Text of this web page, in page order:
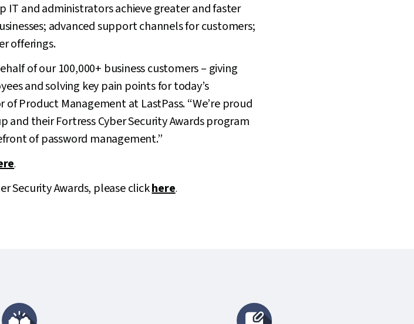
IT and administrators achieve greater and faster
advanced support channels for customers;
offerings.
of our 100,000+ business customers – giving
and solving key pain points for today’s
of Product Management at LastPass. “We’re proud
and their Fortress Cyber Security Awards program
of password management.”
.
Security Awards, please clickhere.